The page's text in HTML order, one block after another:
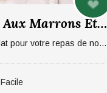
Pintade Farcie Aux Marrons Et Pommes, Sauce Aux Morilles
Vous recherchez un plat pour votre repas de noël ? On vous propose un plat qui épatera vos invités, digne d'un repas de fête ! La pintade farcie aux marrons et pommes, sauce aux morilles. Pour 6 personnes.
Facile